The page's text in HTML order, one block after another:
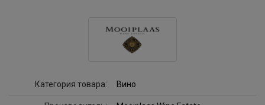
Категория товара: Вино